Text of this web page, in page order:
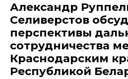
Александр
Селиверстов
перспективы
сотрудничества
Краснодарским
Республикой